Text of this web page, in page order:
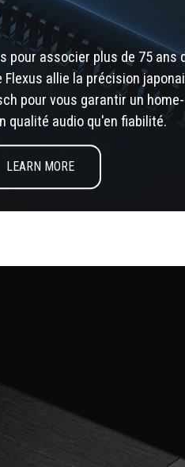
pour associer plus de 75 ans
allie la précision
pour vous garantir un
qualité audio qu'en fiabilité.
LEARN MORE